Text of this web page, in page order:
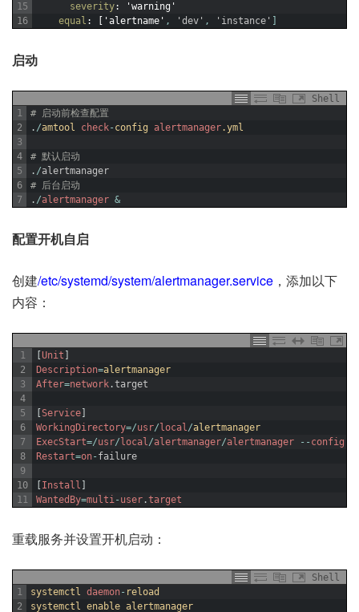
15
16
severity: 'warning'
equal : ['alertname' , 'dev' , 'instance'
启动
Shell
1
2
3
4
5
6
7
# 启动前检查配置
. /amtool check-config alertmanager.yml
# 默认启动
. /alertmanager
# 后台启动
. /alertmanager &
配置开机自启
创建/etc/systemd/system/alertmanager.service ，添加以下
内容：
1
2
3
4
5
6
7
8
9
10
11
Unit
Description=alertmanager
After=network.target
Service
WorkingDirectory=/usr/ local/alertmanager
ExecStart=/usr/ local/alertmanager/alertmanager -- config
Restart=on-failure
Install
WantedBy=multi- user.target
重载服务并设置开机启动：
Shell
1
2
systemctl daemon- reload
systemctl enable alertmanager